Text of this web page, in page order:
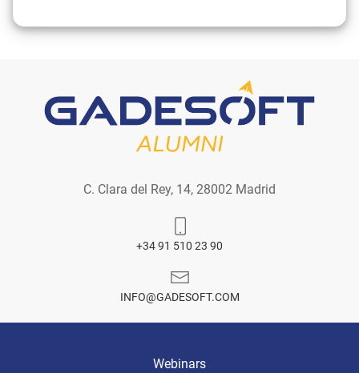
C. Clara del Rey, 14, 28002 Madrid
+34 91 510 23 90
INFO@GADESOFT.COM
Webinars